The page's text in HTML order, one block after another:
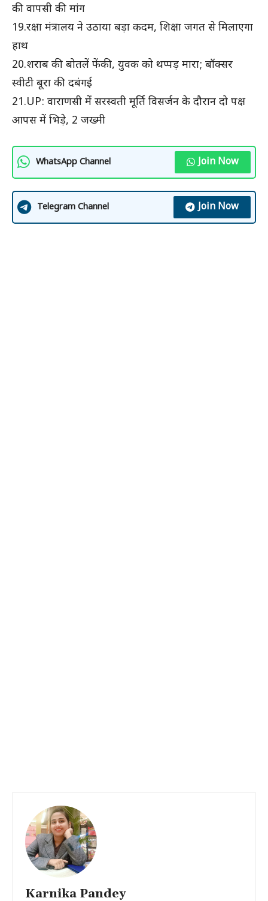
की वापसी की मांग
19.रक्षा मंत्रालय ने उठाया बड़ा कदम, शिक्षा जगत से मिलाएगा
हाथ
20.शराब की बोतलें फेंकी, युवक को थप्पड़ मारा; बॉक्सर
स्वीटी बूरा की दबंगई
21.UP: वाराणसी में सरस्वती मूर्ति विसर्जन के दौरान दो पक्ष
आपस में भिड़े, 2 जख्मी
WhatsApp Channel Join Now
Telegram Channel Join Now
Karnika Pandey